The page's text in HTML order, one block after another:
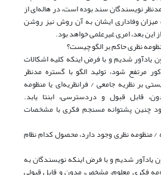
نویسندگان سند بوده است، در هاله‌ای از
وفاداری ایشان به آن روش نیز روشن
این بعد، امری غیرعلمی خواهد بود.
نظری حاکم بر الگو چیست؟
یادآور شدیم و با فرض اینکه کلیه اشکالات
مرتفع شود، تولید الگو با گستره مد‌نظر
بر نظریه جامعی / فرا‌نظریه‌ای یا منظومه
قابل قبول و دردسترسی، ابنتا یابد.
چنین پشتوانه مسنجم فکری با مشخصات
/ منظومه نظری‌ وجود دارد، محصول کدام نظام
یادآور شدیم و با فرض اینکه نویسندگان به
فکری معلوم، مشخص، مدون و قابل قبولی